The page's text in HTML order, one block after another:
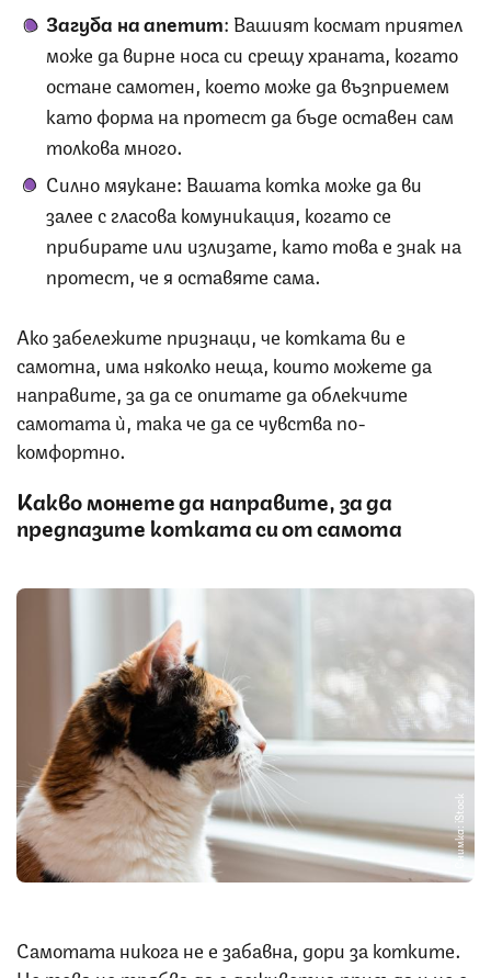
Загуба на апетит: Вашият космат приятел
може да вирне носа си срещу храната, когато
остане самотен, което може да възприемем
като форма на протест да бъде оставен сам
толкова много.
Силно мяукане: Вашата котка може да ви
залее с гласова комуникация, когато се
прибирате или излизате, като това е знак на
протест, че я оставяте сама.
Ако забележите признаци, че котката ви е
самотна, има няколко неща, които можете да
направите, за да се опитате да облекчите
самотата ѝ, така че да се чувства по-
комфортно.
Какво можете да направите, за да
предпазите котката си от самота
Снимка: iStock
Самотата никога не е забавна, дори за котките.